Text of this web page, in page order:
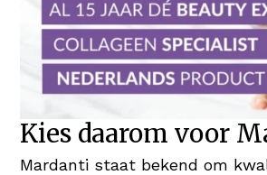
Kies daarom voor
Mardanti staat bekend om